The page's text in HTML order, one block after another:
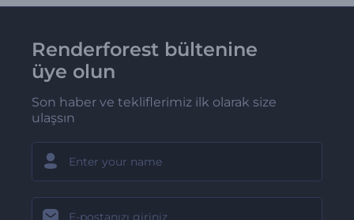
Renderforest bültenine
üye olun
Son haber ve tekliflerimiz ilk olarak size
ulaşsın